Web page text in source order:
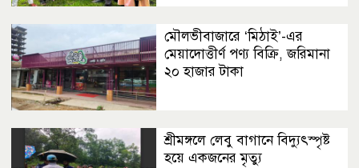
মৌলভীবাজারে ‘মিঠাই’-এর
মেয়াদোত্তীর্ণ পণ্য বিক্রি, জরিমানা
২০ হাজার টাকা
শ্রীমঙ্গলে লেবু বাগানে বিদ্যুৎস্পৃষ্ট
হয়ে একজনের মৃত্যু